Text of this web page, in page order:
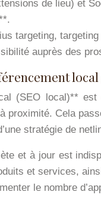
de lieu) et
targeting,
auprès des
(SEO local)**
proximité. Cela
stratégie de
et à jour est
et services,
le nombre